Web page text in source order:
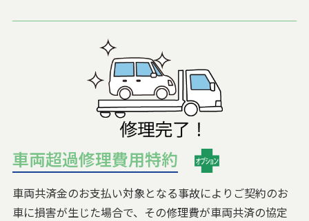
車両超過修理費用特約
車両共済金のお支払い対象となる事故によりご契約のお
車に損害が生じた場合で、その修理費が車両共済の協定